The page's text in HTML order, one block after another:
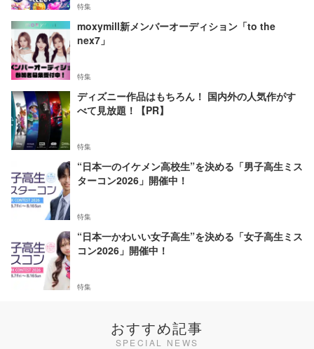
特集
moxymill新メンバーオーディション「to the
nex7」
特集
ディズニー作品はもちろん！ 国内外の人気作がす
べて見放題！【PR】
特集
“日本一のイケメン高校生”を決める「男子高生ミス
ターコン2026」開催中！
特集
“日本一かわいい女子高生”を決める「女子高生ミス
コン2026」開催中！
特集
おすすめ記事
SPECIAL NEWS